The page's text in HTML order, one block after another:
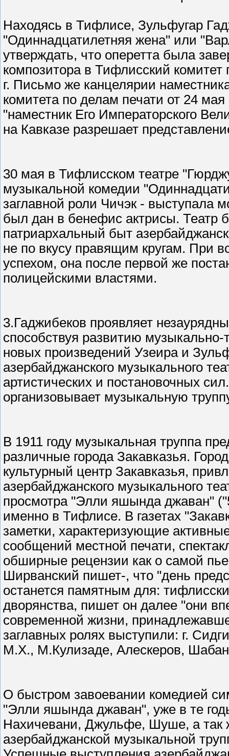
Находясь в Тифлисе, Зульфугар
"Одиннадцатилетняя жена" или
утверждать, что оперетта была
композитора в Тифлисский
г. Письмо же канцелярии
комитета по делам печати от 24
"наместник Его Императорского
на Кавказе разрешает
30 мая в Тифлисском театре
музыкальной комедии
заглавной роли Чичэк - выступала
был дан в бенефис актрисы. Театр
патриархальный быт
не по вкусу правящим кругам. При
успехом, она после первой же
полицейскими властями.
3.Гаджибеков проявляет
способствуя развитию
новых произведений Узеира и
азербайджанского музыкального
артистических и постановочных
организовывает музыкальную
В 1911 году музыкальная труппа
различные города Закавказья.
культурный центр Закавказья,
азербайджанского музыкального
просмотра "Элли яшында джаван"
именно в Тифлисе. В газетах
заметки, характеризующие
сообщений местной печати,
обширные рецензии как о самой
Ширванский пишет-, что "день
останется памятным для:
дворянства, пишет он далее "они
современной жизни,
заглавных ролях выступили: г.
М.X., М.Кулизаде, Алескеров,
О быстром завоевании комедией
"Элли яшында джаван", уже в те
Нахичевани, Джульфе, Шуше, а так
азербайджанской музыкальной